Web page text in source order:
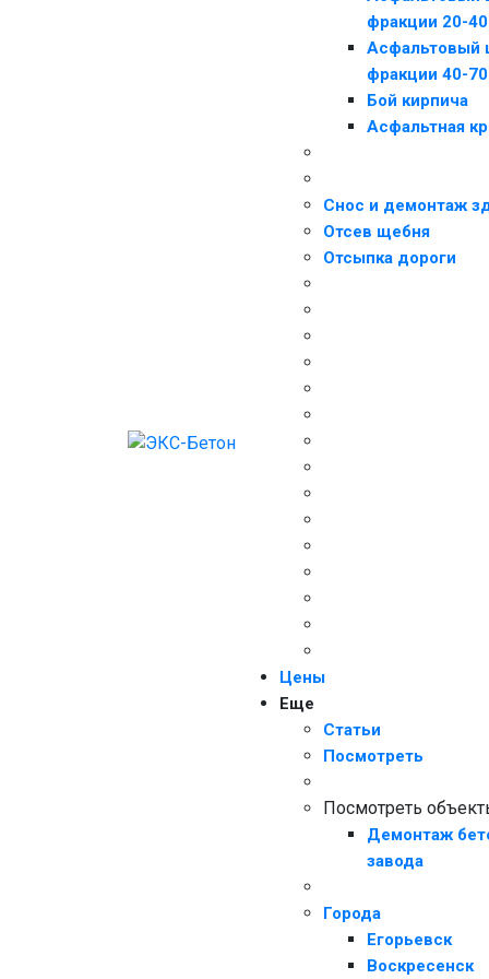
фракции 20-40
Асфальтовый
фракции 40-70
Бой кирпича
Асфальтная
Снос и демонтаж
Отсев щебня
Отсыпка дороги
Цены
Еще
Статьи
Посмотреть
Посмотреть
Демонтаж
завода
Города
Егорьевск
Воскресенск